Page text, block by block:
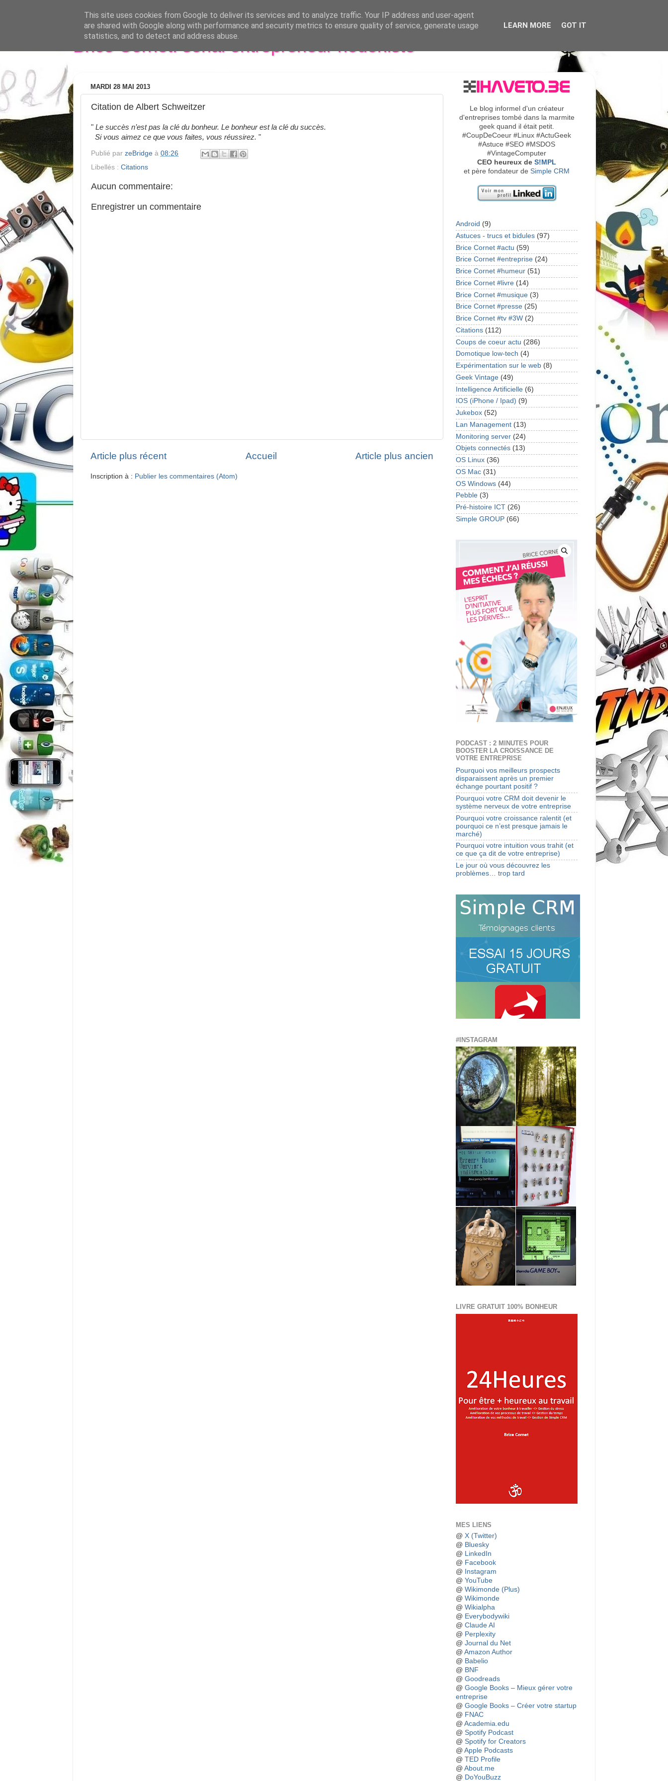
Brice Cornet: serial entrepreneur hédoniste
MARDI 28 MAI 2013
Citation de Albert Schweitzer
" Le succès n’est pas la clé du bonheur. Le bonheur est la clé du succès.
Si vous aimez ce que vous faites, vous réussirez. "
Publié par zeBridge à 08:26
Libellés : Citations
Aucun commentaire:
Enregistrer un commentaire
Article plus récent Article plus ancien
Accueil
Inscription à : Publier les commentaires (Atom)
Le blog informel d'un créateur
d'entreprises tombé dans la marmite
geek quand il était petit.
#CoupDeCoeur #Linux #ActuGeek
#Astuce #SEO #MSDOS
#VintageComputer
CEO heureux de S!MPL
et père fondateur de Simple CRM
Android (9)
Astuces - trucs et bidules (97)
Brice Cornet #actu (59)
Brice Cornet #entreprise (24)
Brice Cornet #humeur (51)
Brice Cornet #livre (14)
Brice Cornet #musique (3)
Brice Cornet #presse (25)
Brice Cornet #tv #3W (2)
Citations (112)
Coups de coeur actu (286)
Domotique low-tech (4)
Expérimentation sur le web (8)
Geek Vintage (49)
Intelligence Artificielle (6)
IOS (iPhone / Ipad) (9)
Jukebox (52)
Lan Management (13)
Monitoring server (24)
Objets connectés (13)
OS Linux (36)
OS Mac (31)
OS Windows (44)
Pebble (3)
Pré-histoire ICT (26)
Simple GROUP (66)
PODCAST : 2 MINUTES POUR
BOOSTER LA CROISSANCE DE
VOTRE ENTREPRISE
Pourquoi vos meilleurs prospects
disparaissent après un premier
échange pourtant positif ?
Pourquoi votre CRM doit devenir le
système nerveux de votre entreprise
Pourquoi votre croissance ralentit (et
pourquoi ce n’est presque jamais le
marché)
Pourquoi votre intuition vous trahit (et
ce que ça dit de votre entreprise)
Le jour où vous découvrez les
problèmes… trop tard
#INSTAGRAM
LIVRE GRATUIT 100% BONHEUR
MES LIENS
@ X (Twitter)
@ Bluesky
@ LinkedIn
@ Facebook
@
Instagram
@ YouTube
@ Wikimonde (Plus)
@ Wikimonde
@ Wikialpha
@ Everybodywiki
@ Claude AI
@ Perplexity
@ Journal du Net
@ Amazon Author
@ Babelio
@ BNF
@ Goodreads
@ Google Books – Mieux gérer votre
entreprise
@ Google Books – Créer votre startup
@ FNAC
@ Academia.edu
@ Spotify Podcast
@ Spotify for Creators
@ Apple Podcasts
@ TED Profile
@ About.me
@ DoYouBuzz
This site uses cookies from Google to deliver its services and to analyze traffic. Your IP address and user-agent
are shared with Google along with performance and security metrics to ensure quality of service, generate usage
statistics, and to detect and address abuse.
LEARN MORE GOT IT